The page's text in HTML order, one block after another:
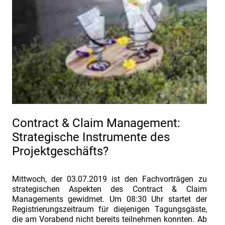
Contract & Claim Management:
Strategische Instrumente des
Projektgeschäfts?
Mittwoch, der 03.07.2019 ist den Fachvorträgen zu
strategischen Aspekten des Contract & Claim
Managements gewidmet. Um 08:30 Uhr startet der
Registrierungszeitraum für diejenigen Tagungsgäste,
die am Vorabend nicht bereits teilnehmen konnten. Ab
Fachtagung
„Industriefokus
2019:
Contract
&
Claim
Management“
vom
02./
03.07.2019.
Fachtagung
„Industriefokus
2019:
Contract
&